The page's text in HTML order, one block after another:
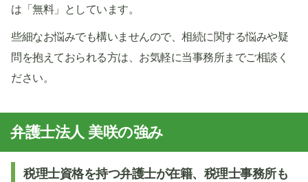
は「無料」としています。
些細なお悩みでも構いませんので、相続に関する悩みや疑
問を抱えておられる方は、お気軽に当事務所までご相談く
ださい。
弁護士法人 美咲の強み
税理士資格を持つ弁護士が在籍、税理士事務所も